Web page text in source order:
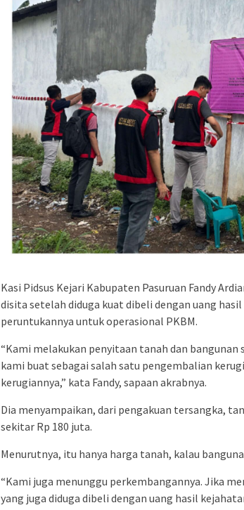
Kasi Pidsus Kejari Kabupaten Pasuruan Fandy
disita setelah diduga kuat dibeli dengan uang
peruntukannya untuk operasional PKBM.
“Kami melakukan penyitaan tanah dan
kami buat sebagai salah satu pengembalian
kerugiannya,” kata Fandy, sapaan akrabnya.
Dia menyampaikan, dari pengakuan tersangka,
sekitar Rp 180 juta.
Menurutnya, itu hanya harga tanah, kalau
“Kami juga menunggu perkembangannya. Jika
yang juga diduga dibeli dengan uang hasil